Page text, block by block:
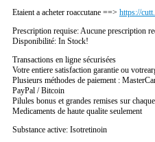
Etaient a acheter roaccutane ==> https://
Prescription requise: Aucune prescription
Disponibilité: In Stock!
Transactions en ligne sécurisées
Votre entiere satisfaction garantie ou
Plusieurs méthodes de paiement :
PayPal / Bitcoin
Pilules bonus et grandes remises sur
Medicaments de haute qualite seulement
Substance active: Isotretinoin